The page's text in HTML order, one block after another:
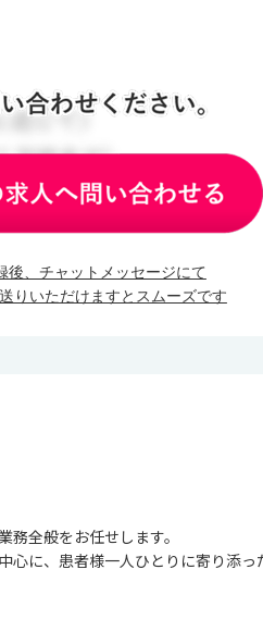
、チャットメッセージにて
りいただけますとスムーズです
全般をお任せします。
心に、患者様一人ひとりに寄り添っ